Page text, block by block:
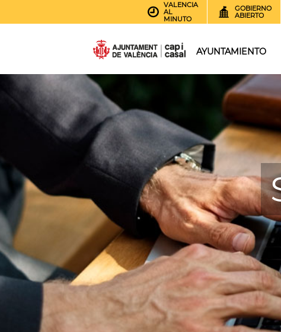
VALENCIA
AL
MINUTO
GOBIERNO
ABIERTO
AYUNTAMIENTO